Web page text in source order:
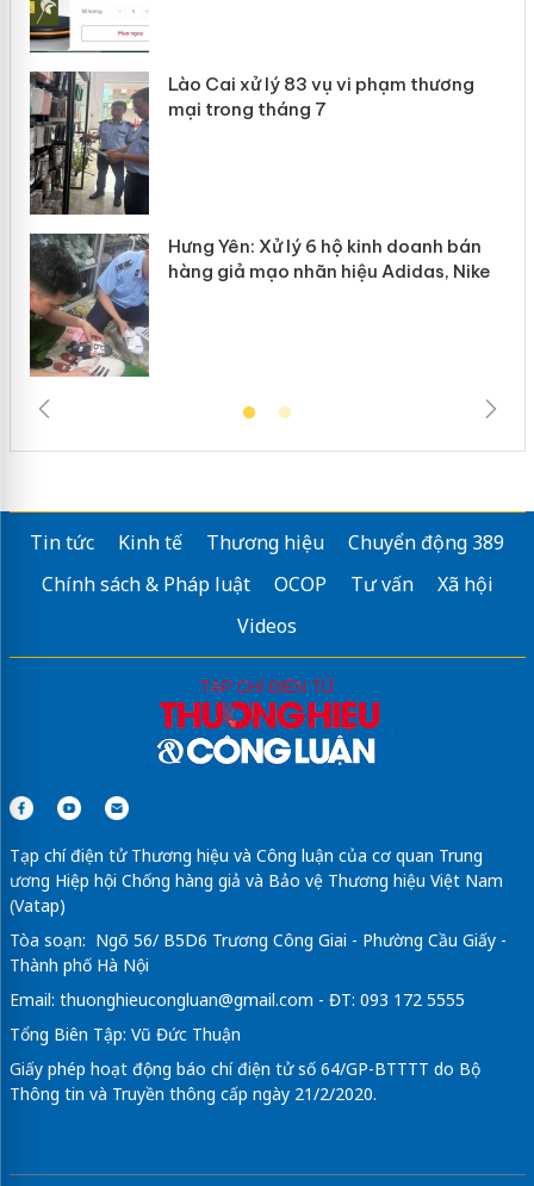
Lào Cai xử lý 83 vụ vi phạm thương
mại trong tháng 7
Hưng Yên: Xử lý 6 hộ kinh doanh bán
hàng giả mạo nhãn hiệu Adidas, Nike
Tin tức Kinh tế Thương hiệu
Chuyển động 389
Chính sách & Pháp luật
OCOP Tư vấn
Xã hội
Videos
Tạp chí điện tử Thương hiệu và Công luận của cơ quan Trung
ương Hiệp hội Chống hàng giả và Bảo vệ Thương hiệu Việt Nam
(Vatap)
Tòa soạn: Ngõ 56/ B5D6 Trương Công Giai - Phường Cầu Giấy -
Thành phố Hà Nội
Email: thuonghieucongluan@gmail.com - ĐT: 093 172 5555
Tổng Biên Tập: Vũ Đức Thuận
Giấy phép hoạt động báo chí điện tử số 64/GP-BTTTT do Bộ
Thông tin và Truyền thông cấp ngày 21/2/2020.